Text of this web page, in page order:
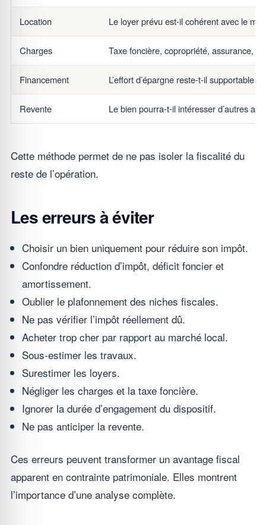
Location Le loyer prévu est-il cohérent avec le
Charges Taxe foncière, copropriété, assurance,
Financement L’effort d’épargne reste-t-il supportable
Revente Le bien pourra-t-il intéresser d’autres
Cette méthode permet de ne pas isoler la fiscalité du
reste de l’opération.
Les erreurs à éviter
Choisir un bien uniquement pour réduire son impôt.
Confondre réduction d’impôt, déficit foncier et
amortissement.
Oublier le plafonnement des niches fiscales.
Ne pas vérifier l’impôt réellement dû.
Acheter trop cher par rapport au marché local.
Sous-estimer les travaux.
Surestimer les loyers.
Négliger les charges et la taxe foncière.
Ignorer la durée d’engagement du dispositif.
Ne pas anticiper la revente.
Ces erreurs peuvent transformer un avantage fiscal
apparent en contrainte patrimoniale. Elles montrent
l’importance d’une analyse complète.